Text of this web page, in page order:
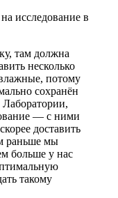
исследование в
там должна
несколько
потому
сохранён
Лаборатории,
— с ними
доставить
раньше мы
больше у нас
такому